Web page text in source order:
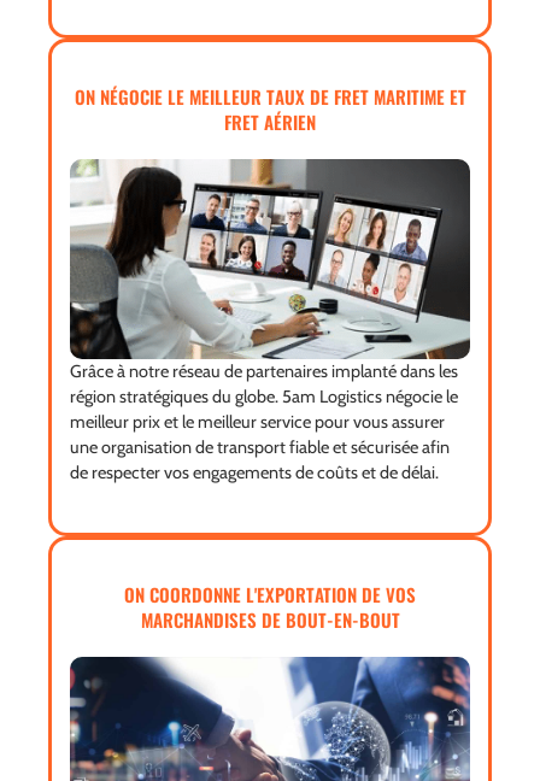
ON NÉGOCIE LE MEILLEUR TAUX DE FRET MARITIME ET
FRET AÉRIEN
Grâce à notre réseau de partenaires implanté dans les
région stratégiques du globe. 5am Logistics négocie le
meilleur prix et le meilleur service pour vous assurer
une organisation de transport fiable et sécurisée afin
de respecter vos engagements de coûts et de délai.
ON COORDONNE L'EXPORTATION DE VOS
MARCHANDISES DE BOUT-EN-BOUT